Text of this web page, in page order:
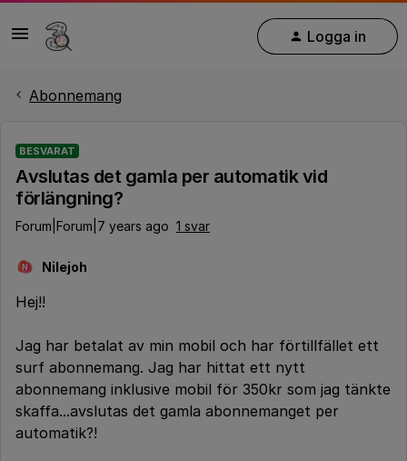
Logga in
Abonnemang
BESVARAT
Avslutas det gamla per automatik vid
förlängning?
Forum|Forum|7 years ago 1 svar
N Nilejoh
Hej!!
Jag har betalat av min mobil och har förtillfället ett
surf abonnemang. Jag har hittat ett nytt
abonnemang inklusive mobil för 350kr som jag tänkte
skaffa...avslutas det gamla abonnemanget per
automatik?!